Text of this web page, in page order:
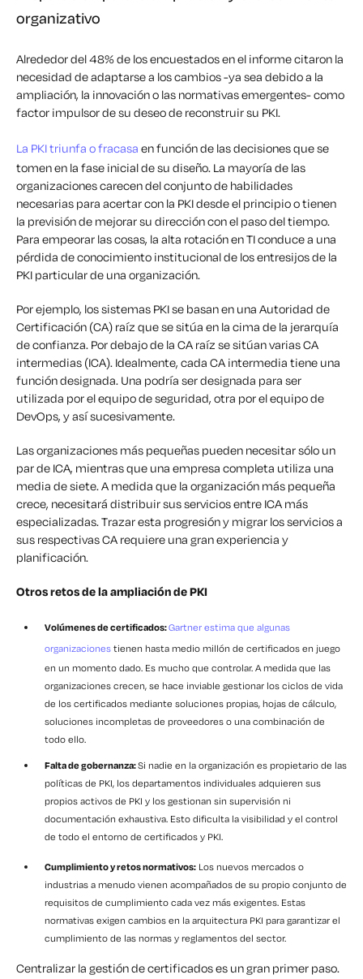
organizativo
Alrededor del 48% de los encuestados en el informe citaron la
necesidad de adaptarse a los cambios -ya sea debido a la
ampliación, la innovación o las normativas emergentes- como
factor impulsor de su deseo de reconstruir su PKI.
La PKI triunfa o fracasa en función de las decisiones que se
tomen en la fase inicial de su diseño. La mayoría de las
organizaciones carecen del conjunto de habilidades
necesarias para acertar con la PKI desde el principio o tienen
la previsión de mejorar su dirección con el paso del tiempo.
Para empeorar las cosas, la alta rotación en TI conduce a una
pérdida de conocimiento institucional de los entresijos de la
PKI particular de una organización.
Por ejemplo, los sistemas PKI se basan en una Autoridad de
Certificación (CA) raíz que se sitúa en la cima de la jerarquía
de confianza. Por debajo de la CA raíz se sitúan varias CA
intermedias (ICA). Idealmente, cada CA intermedia tiene una
función designada. Una podría ser designada para ser
utilizada por el equipo de seguridad, otra por el equipo de
DevOps, y así sucesivamente.
Las organizaciones más pequeñas pueden necesitar sólo un
par de ICA, mientras que una empresa completa utiliza una
media de siete. A medida que la organización más pequeña
crece, necesitará distribuir sus servicios entre ICA más
especializadas. Trazar esta progresión y migrar los servicios a
sus respectivas CA requiere una gran experiencia y
planificación.
Otros retos de la ampliación de PKI
Volúmenes de certificados:Gartner estima que algunas
organizaciones tienen hasta medio millón de certificados en juego
en un momento dado. Es mucho que controlar. A medida que las
organizaciones crecen, se hace inviable gestionar los ciclos de vida
de los certificados mediante soluciones propias, hojas de cálculo,
soluciones incompletas de proveedores o una combinación de
todo ello.
Falta de gobernanza:Si nadie en la organización es propietario de las
políticas de PKI, los departamentos individuales adquieren sus
propios activos de PKI y los gestionan sin supervisión ni
documentación exhaustiva. Esto dificulta la visibilidad y el control
de todo el entorno de certificados y PKI.
Cumplimiento y retos normativos: Los nuevos mercados o
industrias a menudo vienen acompañados de su propio conjunto de
requisitos de cumplimiento cada vez más exigentes. Estas
normativas exigen cambios en la arquitectura PKI para garantizar el
cumplimiento de las normas y reglamentos del sector.
Centralizar la gestión de certificados es un gran primer paso.